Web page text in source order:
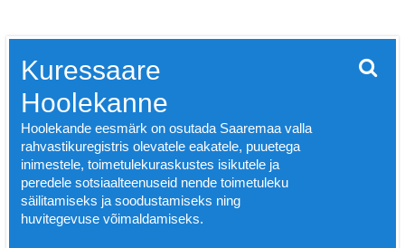
content
Kuressaare
Hoolekanne
Hoolekande eesmärk on osutada Saaremaa valla
rahvastikuregistris olevatele eakatele, puuetega
inimestele, toimetulekuraskustes isikutele ja
peredele sotsiaalteenuseid nende toimetuleku
säilitamiseks ja soodustamiseks ning
huvitegevuse võimaldamiseks.